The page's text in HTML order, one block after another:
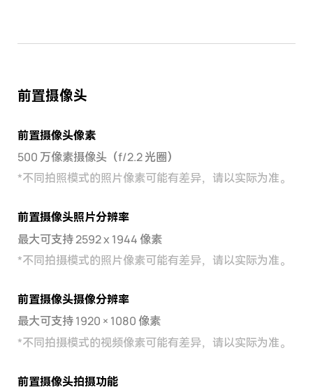
前置摄像头
前置摄像头像素
500 万像素摄像头（f/2.2 光圈）
*不同拍照模式的照片像素可能有差异，请以实际为准。
前置摄像头照片分辨率
最大可支持 2592 x 1944 像素
*不同拍摄模式的照片像素可能有差异，请以实际为准。
前置摄像头摄像分辨率
最大可支持 1920 × 1080 像素
*不同拍摄模式的视频像素可能有差异，请以实际为准。
前置摄像头拍摄功能